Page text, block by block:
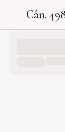
Cân.